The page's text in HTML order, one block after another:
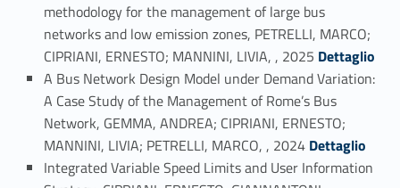
methodology for the management of large bus
networks and low emission zones, PETRELLI, MARCO;
CIPRIANI, ERNESTO; MANNINI, LIVIA, , 2025Link identifier #identifier_person_101078-3Dettaglio
A Bus Network Design Model under Demand Variation:
A Case Study of the Management of Rome’s Bus
Network, GEMMA, ANDREA; CIPRIANI, ERNESTO;
MANNINI, LIVIA; PETRELLI, MARCO, , 2024 Link identifier #identifier_person_179413-4Dettaglio
Integrated Variable Speed Limits and User Information